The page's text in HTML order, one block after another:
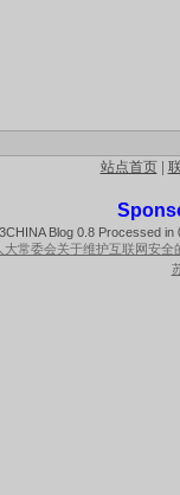
站点首页|
Blog 0.8 Processed
大常委会关于维护互联网安全